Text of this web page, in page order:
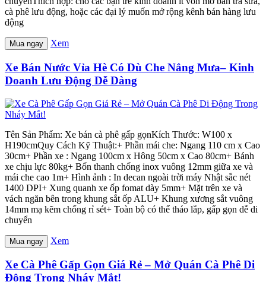
cà phê lưu động, hoặc các đại lý muốn mở rộng kênh bán hàng lưu
động
Mua ngay Xem
Xe Bán Nước Vỉa Hè Có Dù Che Nắng Mưa– Kinh
Doanh Lưu Động Dễ Dàng
Tên Sản Phẩm: Xe bán cà phê gấp gọnKích Thước: W100 x
H190cmQuy Cách Kỹ Thuật:+ Phần mái che: Ngang 110 cm x Cao
30cm+ Phần xe : Ngang 100cm x Hông 50cm x Cao 80cm+ Bánh
xe chịu lực 80kg+ Bốn thanh chống inox vuông 12mm giữa xe và
mái che cao 1m+ Hình ảnh : In decan ngoài trời máy Nhật sắc nét
1400 DPI+ Xung quanh xe ốp fomat dày 5mm+ Mặt trên xe và
vách ngăn bên trong khung sắt ốp ALU+ Khung xương sắt vuông
14mm mạ kẽm chống rỉ sét+ Toàn bộ có thể tháo lắp, gấp gọn dễ di
chuyển
Mua ngay Xem
Xe Cà Phê Gấp Gọn Giá Rẻ – Mở Quán Cà Phê Di
Động Trong Nháy Mắt!